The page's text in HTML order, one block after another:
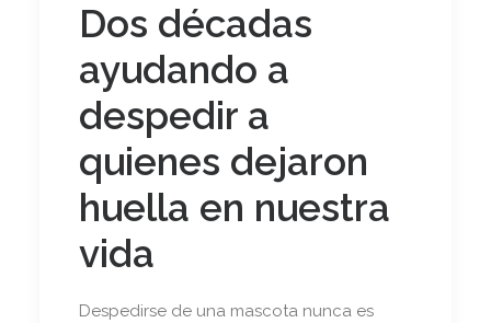
Dos décadas
ayudando a
despedir a
quienes dejaron
huella en nuestra
vida
Despedirse de una mascota nunca es